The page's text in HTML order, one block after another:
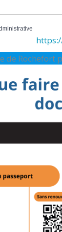
de Rochefort